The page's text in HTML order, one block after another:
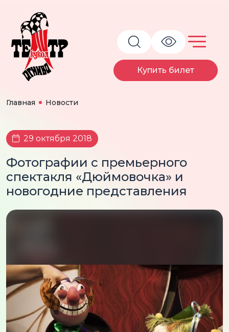
Купить билет
Главная Новости
29 октября 2018
Фотографии с премьерного
спектакля «Дюймовочка» и
новогодние представления